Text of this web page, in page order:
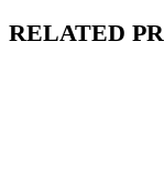
RELATED